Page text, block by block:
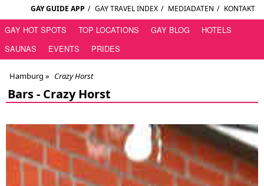
GAY GUIDE APP / GAY TRAVEL INDEX / MEDIADATEN / KONTAKT
GAY HOT SPOTS TOP LOCATIONS GAY BLOG
HOTELS
SAUNAS
EVENTS PRIDES
Hamburg » Crazy Horst
Bars - Crazy Horst